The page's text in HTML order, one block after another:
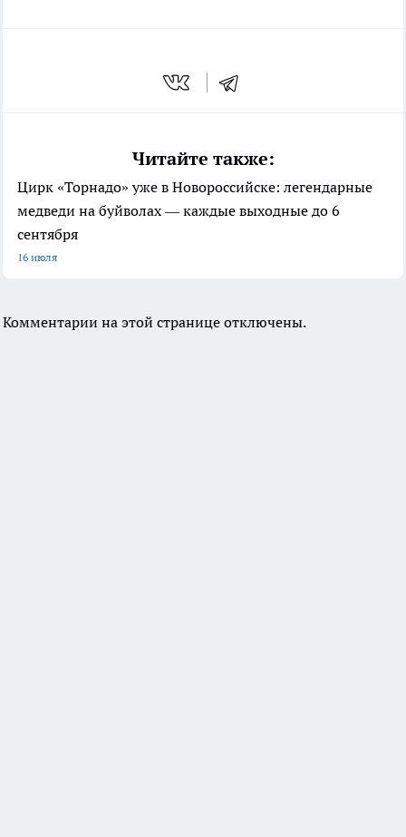
Читайте также:
Цирк «Торнадо» уже в Новороссийске: легендарные
медведи на буйволах — каждые выходные до 6
сентября
16 июля
Комментарии на этой странице отключены.